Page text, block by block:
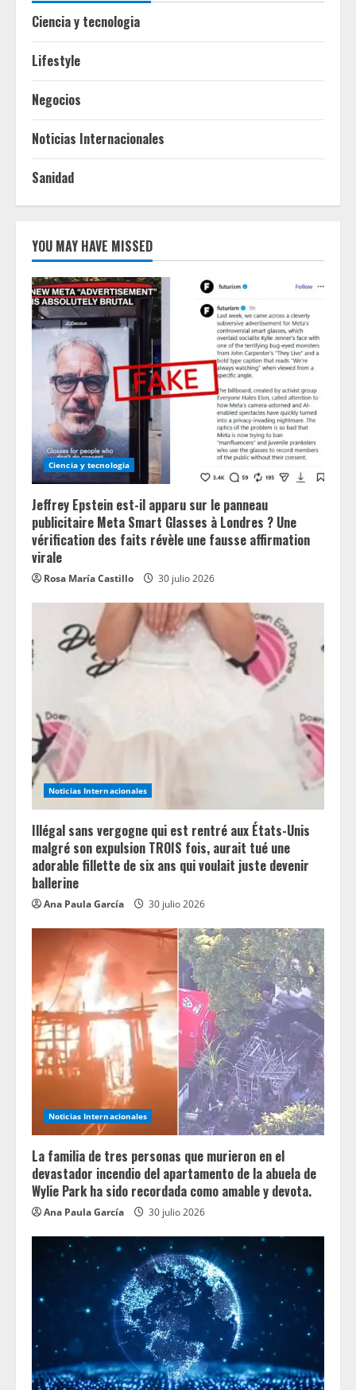
Ciencia y tecnologia
Lifestyle
Negocios
Noticias Internacionales
Sanidad
YOU MAY HAVE MISSED
Ciencia y tecnologia
Jeffrey Epstein est-il apparu sur le panneau
publicitaire Meta Smart Glasses à Londres ? Une
vérification des faits révèle une fausse affirmation
virale
Rosa María Castillo 30 julio 2026
Noticias Internacionales
Illégal sans vergogne qui est rentré aux États-Unis
malgré son expulsion TROIS fois, aurait tué une
adorable fillette de six ans qui voulait juste devenir
ballerine
Ana Paula García 30 julio 2026
Noticias Internacionales
La familia de tres personas que murieron en el
devastador incendio del apartamento de la abuela de
Wylie Park ha sido recordada como amable y devota.
Ana Paula García 30 julio 2026